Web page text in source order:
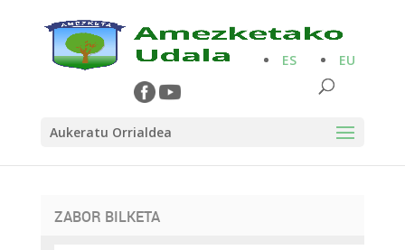
Aukeratu Orrialdea
ES EU
ZABOR BILKETA